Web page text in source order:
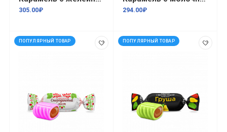
305.00₽ 294.00₽
ПОПУЛЯРНЫЙ ТОВАР ПОПУЛЯРНЫЙ ТОВАР